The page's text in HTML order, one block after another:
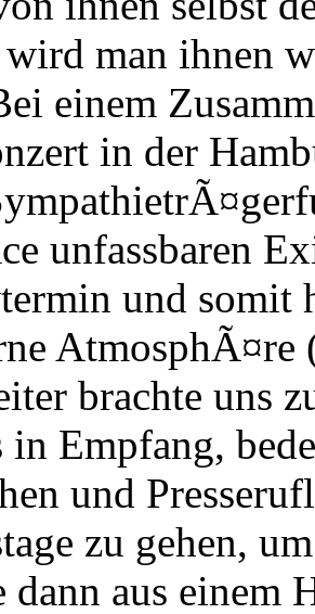
man ihnen
einem
in der
unfassbaren
und somit
AtmosphÃ¤re
brachte uns
in Empfang,
und
zu gehen,
aus einem